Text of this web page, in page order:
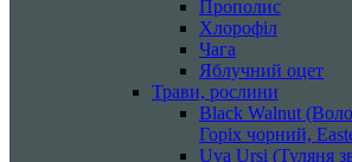
Прополис
Хлорофіл
Чага
Яблучний оцет
Трави, рослини
Black Walnut
Горіх чорний,
Uva Ursi (Туляня